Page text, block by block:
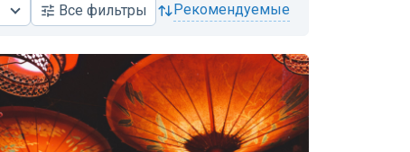
Всефильтры рекомендуемые